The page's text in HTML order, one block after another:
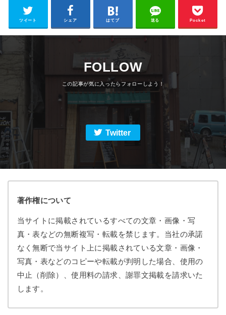
ツイート シェア はてブ 送る Pocket
FOLLOW
Twitter
著作権について
当サイトに掲載されているすべての文章・画像・写
真・表などの無断複写・転載を禁じます。当社の承諾
なく無断で当サイト上に掲載されている文章・画像・
写真・表などのコピーや転載が判明した場合、使用の
中止（削除）、使用料の請求、謝罪文掲載を請求いた
します。